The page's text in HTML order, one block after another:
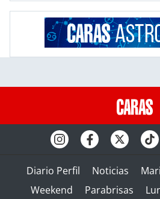
Diario Perfil Noticias
Weekend
Parabrisas